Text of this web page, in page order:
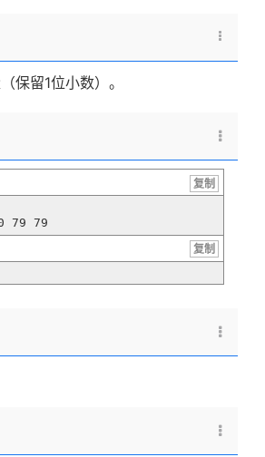
保留1位小数）。
复制
79 79
复制